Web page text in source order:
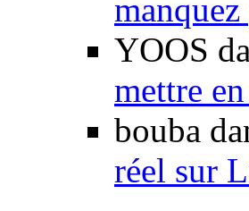
YOOS
mettre
bouba
réel sur